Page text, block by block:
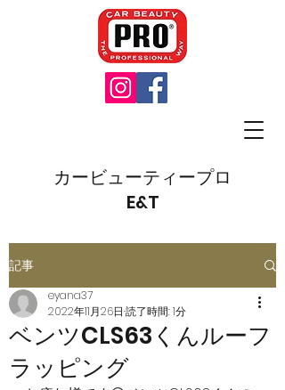
カービューティープロ
E&T
記事
ベンツCLS63くんルーフ
ラッピング
eyana37
2022年11月26日 読了時間: 1分